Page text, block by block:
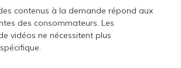
contenus à la demande répond aux
des consommateurs. Les
vidéos ne nécessitent plus